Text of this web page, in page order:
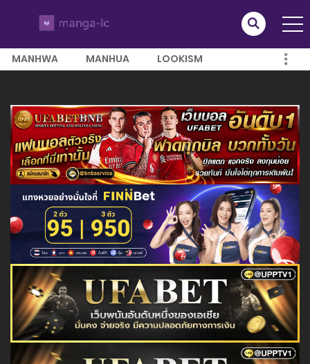
MANHWA MANHUA LOOKISM